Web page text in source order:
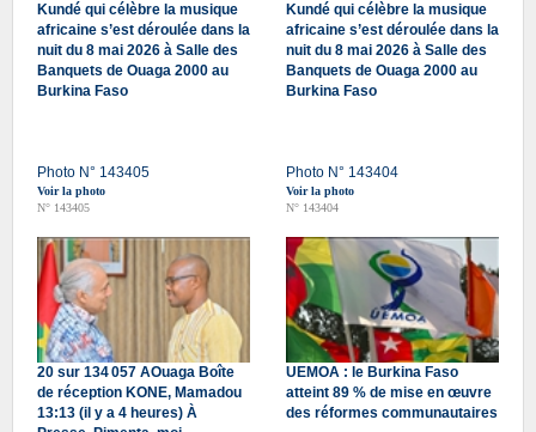
Kundé qui célèbre la musique
africaine s’est déroulée dans la
nuit du 8 mai 2026 à Salle des
Banquets de Ouaga 2000 au
Burkina Faso
Photo N° 143405
Voir la photo
N° 143405
Kundé qui célèbre la musique
africaine s’est déroulée dans la
nuit du 8 mai 2026 à Salle des
Banquets de Ouaga 2000 au
Burkina Faso
Photo N° 143404
Voir la photo
N° 143404
20 sur 134 057 AOuaga Boîte
de réception KONE, Mamadou
13:13 (il y a 4 heures) À
UEMOA : le Burkina Faso
atteint 89 % de mise en œuvre
des réformes communautaires